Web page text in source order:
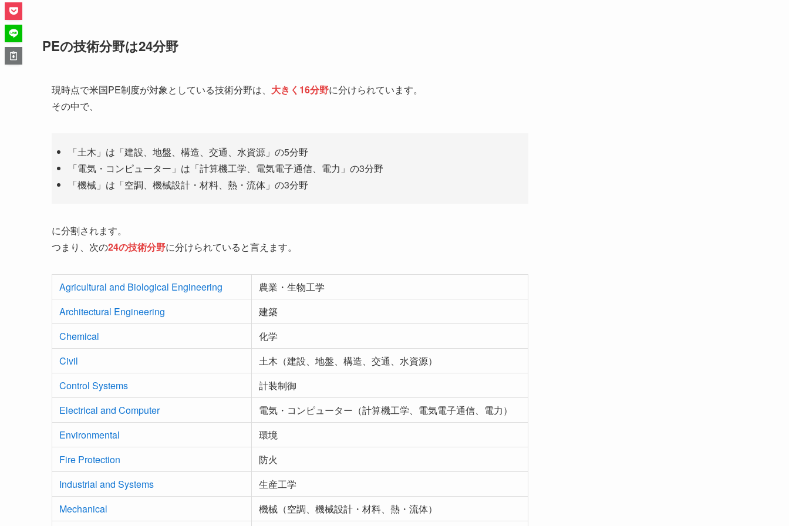
PEの技術分野は24分野
現時点で米国PE制度が対象としている技術分野は、 大きく16分野に分けられています。
その中で、
「土木」は「建設、地盤、構造、交通、水資源」の5分野
「電気・コンピューター」は「計算機工学、電気電子通信、電力」の3分野
「機械」は「空調、機械設計・材料、熱・流体」の3分野
に分割されます。
つまり、次の24の技術分野に分けられていると言えます。
Agricultural and Biological Engineering
農業・生物工学
Architectural Engineering
建築
Chemical
化学
Civil
土木（建設、地盤、構造、交通、水資源）
Control Systems
計装制御
Electrical and Computer
電気・コンピューター（計算機工学、電気電子通信、電力）
Environmental
環境
Fire Protection
防火
Industrial and Systems
生産工学
Mechanical
機械（空調、機械設計・材料、熱・流体）